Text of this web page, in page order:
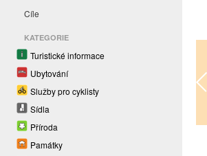
Cíle
KATEGORIE
Turistické informace
Ubytování
Služby pro cyklisty
Sídla
Příroda
Památky